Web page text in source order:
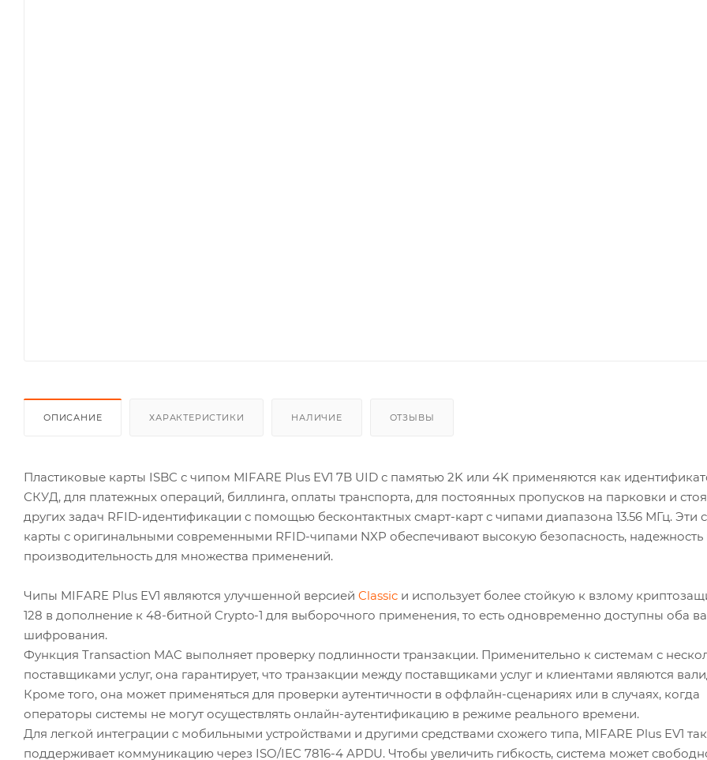
ОПИСАНИЕ ХАРАКТЕРИСТИКИ НАЛИЧИЕ ОТЗЫВЫ
Пластиковые карты ISBC с чипом MIFARE Plus EV1 7B UID с памятью 2K или 4K применяются как
СКУД, для платежных операций, биллинга, оплаты транспорта, для постоянных пропусков на парковки и
других задач RFID-идентификации с помощью бесконтактных смарт-карт с чипами диапазона 13.56 МГц. Эти
карты с оригинальными современными RFID-чипами NXP обеспечивают высокую безопасность, надежность
производительность для множества применений.
Чипы MIFARE Plus EV1 являются улучшенной версией Classic и использует более стойкую к взлому
128 в дополнение к 48-битной Crypto-1 для выборочного применения, то есть одновременно доступны оба
шифрования.
Функция Transaction MAC выполняет проверку подлинности транзакции. Применительно к системам с
поставщиками услуг, она гарантирует, что транзакции между поставщиками услуг и клиентами являются
Кроме того, она может применяться для проверки аутентичности в оффлайн-сценариях или в случаях, когда
операторы системы не могут осуществлять онлайн-аутентификацию в режиме реального времени.
Для легкой интеграции с мобильными устройствами и другими средствами схожего типа, MIFARE Plus EV1
поддерживает коммуникацию через ISO/IEC 7816-4 APDU. Чтобы увеличить гибкость, система может